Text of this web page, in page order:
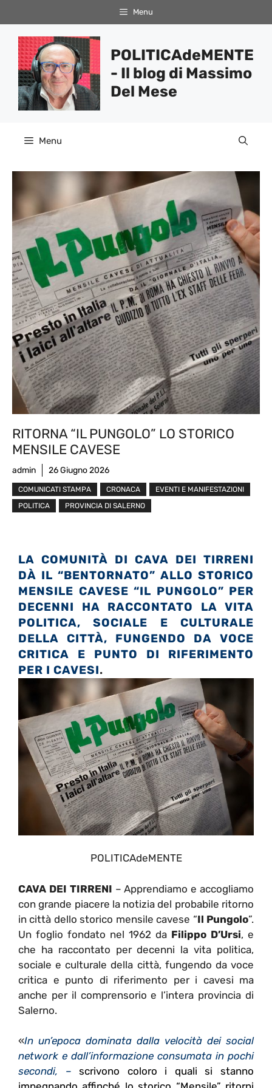
al
contenuto
Menu
POLITICAdeMENTE
- Il blog di Massimo
Del Mese
Menu
RITORNA “IL PUNGOLO” LO STORICO
MENSILE CAVESE
admin 26 Giugno 2026
COMUNICATI STAMPA CRONACA
EVENTI E MANIFESTAZIONI
POLITICA
PROVINCIA DI SALERNO
LA COMUNITÀ DI CAVA DEI TIRRENI
DÀ IL “BENTORNATO” ALLO STORICO
MENSILE CAVESE “IL PUNGOLO” PER
DECENNI HA RACCONTATO LA VITA
POLITICA, SOCIALE E CULTURALE
DELLA CITTÀ, FUNGENDO DA VOCE
CRITICA E PUNTO DI RIFERIMENTO
PER I CAVESI.
POLITICAdeMENTE
CAVA DEI TIRRENI – Apprendiamo e accogliamo
con grande piacere la notizia del probabile ritorno
in città dello storico mensile cavese “Il Pungolo”.
Un foglio fondato nel 1962 da Filippo D’Ursi, e
che ha raccontato per decenni la vita politica,
sociale e culturale della città, fungendo da voce
critica e punto di riferimento per i cavesi ma
anche per il comprensorio e l’intera provincia di
Salerno.
«In un’epoca dominata dalla velocità dei social
network e dall’informazione consumata in pochi
secondi, –
scrivono coloro i quali si stanno